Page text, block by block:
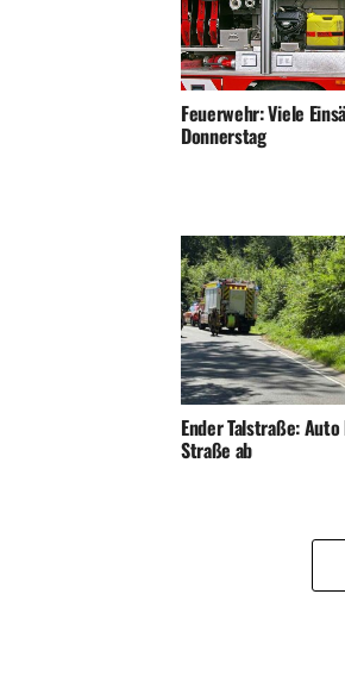
Feuerwehr: Viele
Donnerstag
Ender Talstraße:
Straße ab